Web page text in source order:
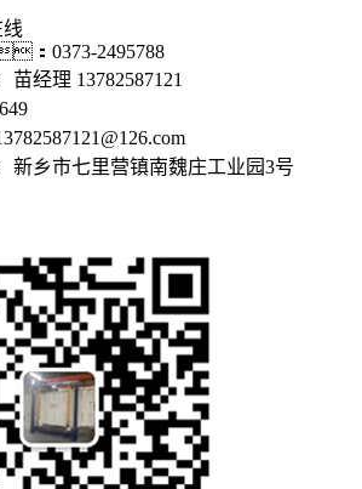
：0373-2495788
经理 13782587121
乡市七里营镇南魏庄工业园3号